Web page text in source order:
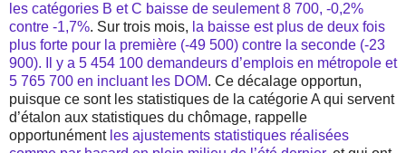
les catégories B et C baisse de seulement 8 700, -0,2%
contre -1,7%. Sur trois mois, la baisse est plus de deux fois
plus forte pour la première (-49 500) contre la seconde (-23
900). Il y a 5 454 100 demandeurs d’emplois en métropole et
5 765 700 en incluant les DOM. Ce décalage opportun,
puisque ce sont les statistiques de la catégorie A qui servent
d’étalon aux statistiques du chômage, rappelle
opportunément les ajustements statistiques réalisées